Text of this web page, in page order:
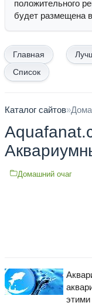
положительного
будет размещена
Главная
Список
Каталог сайтов»
Домашний очаг